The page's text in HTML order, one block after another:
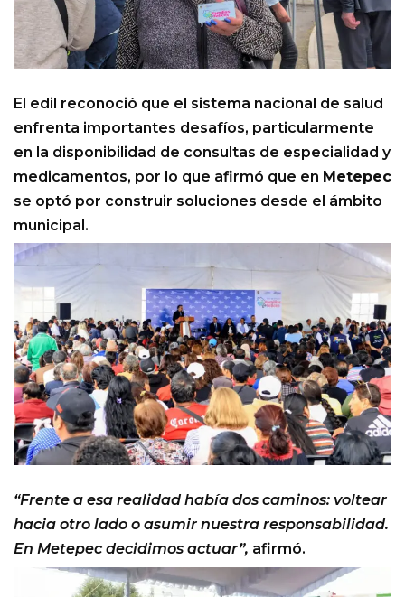
El edil reconoció que el sistema nacional de salud
enfrenta importantes desafíos, particularmente
en la disponibilidad de consultas de especialidad y
medicamentos, por lo que afirmó que en Metepec
se optó por construir soluciones desde el ámbito
municipal.
“Frente a esa realidad había dos caminos: voltear
hacia otro lado o asumir nuestra responsabilidad.
En Metepec decidimos actuar”, afirmó.